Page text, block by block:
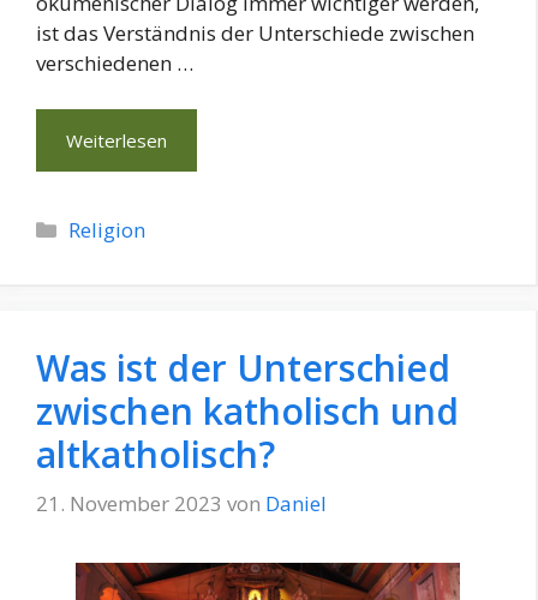
ist das Verständnis der Unterschiede zwischen
verschiedenen …
Weiterlesen
Kategorien
Religion
Was ist der Unterschied
zwischen katholisch und
altkatholisch?
21. November 2023 von Daniel